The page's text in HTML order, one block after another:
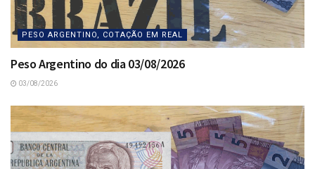
PESO ARGENTINO, COTAÇÃO EM REAL
Peso Argentino do dia 03/08/2026
03/08/2026